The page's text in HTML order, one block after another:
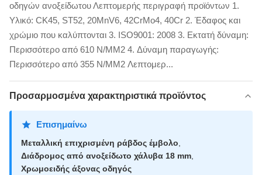
οδηγών ανοξείδωτου Λεπτομερής περιγραφή προϊόντων 1.
Υλικό: CK45, ST52, 20MnV6, 42CrMo4, 40Cr 2. Έδαφος και
χρώμιο που καλύπτονται 3. ISO9001: 2008 3. Εκτατή δύναμη:
Περισσότερο από 610 N/MM2 4. Δύναμη παραγωγής:
Περισσότερο από 355 N/MM2 Λεπτομερ...
Προσαρμοσμένα χαρακτηριστικά προϊόντος
Επισημαίνω
Μεταλλική επιχρισμένη ράβδος έμβολο
Διάδρομος από ανοξείδωτο χάλυβα 18 mm
Χρωμοειδής άξονας οδηγός